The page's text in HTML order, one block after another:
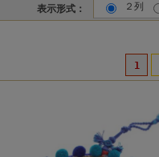
表示形式： ２列
1